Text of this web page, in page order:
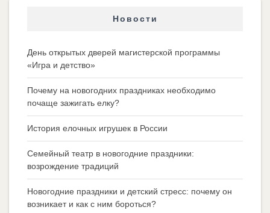
Новости
День открытых дверей магистерской программы
«Игра и детство»
Почему на новогодних праздниках необходимо
почаще зажигать елку?
История елочных игрушек в России
Семейный театр в новогодние праздники:
возрождение традиций
Новогодние праздники и детский стресс: почему он
возникает и как с ним бороться?